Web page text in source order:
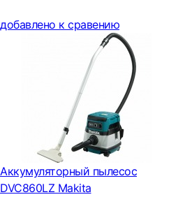
добавлено к сравению
Аккумуляторный пылесос
DVC860LZ Makita